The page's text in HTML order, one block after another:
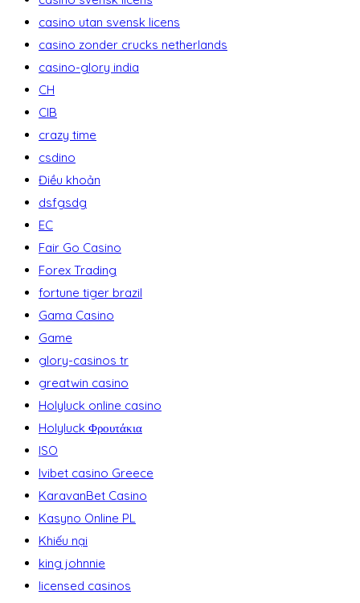
casino utan svensk licens
casino zonder crucks netherlands
casino-glory india
CH
CIB
crazy time
csdino
Điều khoản
dsfgsdg
EC
Fair Go Casino
Forex Trading
fortune tiger brazil
Gama Casino
Game
glory-casinos tr
greatwin casino
Holyluck online casino
Holyluck Φρουτάκια
ISO
Ivibet casino Greece
KaravanBet Casino
Kasyno Online PL
Khiếu nại
king johnnie
licensed casinos